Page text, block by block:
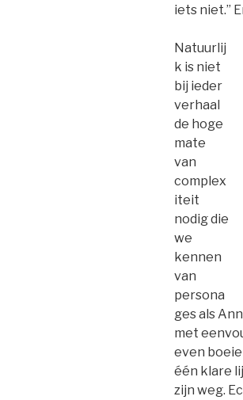
iets niet.”
Natuurlij
k is niet
bij ieder
verhaal
de hoge
mate
van
complex
iteit
nodig die
we
kennen
van
persona
ges als
met
even
één klare
zijn weg.